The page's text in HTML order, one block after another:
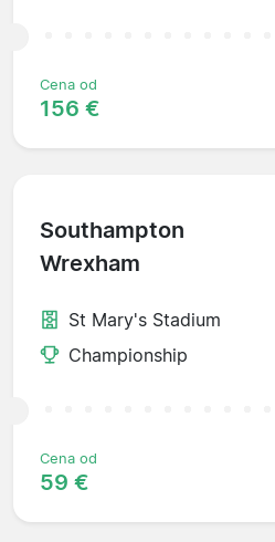
Cena od
156 €
Southampton
Wrexham
St Mary's Stadium
Championship
Cena od
59 €